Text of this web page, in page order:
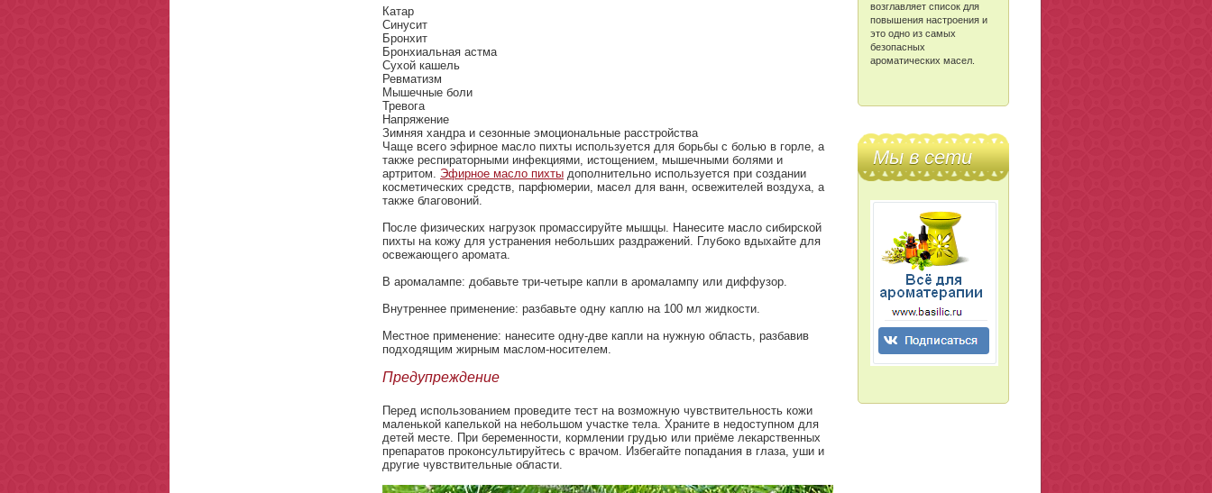
Катар
Синусит
Бронхит
Бронхиальная астма
Сухой кашель
Ревматизм
Мышечные боли
Тревога
Напряжение
Зимняя хандра и сезонные эмоциональные расстройства
Чаще всего эфирное масло пихты используется для борьбы с болью в горле, а
также респираторными инфекциями, истощением, мышечными болями и
артритом. Эфирное масло пихты дополнительно используется при создании
косметических средств, парфюмерии, масел для ванн, освежителей воздуха, а
также благовоний.
После физических нагрузок промассируйте мышцы. Нанесите масло сибирской
пихты на кожу для устранения небольших раздражений. Глубоко вдыхайте для
освежающего аромата.
В аромалампе: добавьте три-четыре капли в аромалампу или диффузор.
Внутреннее применение: разбавьте одну каплю на 100 мл жидкости.
Местное применение: нанесите одну-две капли на нужную область, разбавив
подходящим жирным маслом-носителем.
Предупреждение
Перед использованием проведите тест на возможную чувствительность кожи
маленькой капелькой на небольшом участке тела. Храните в недоступном для
детей месте. При беременности, кормлении грудью или приёме лекарственных
препаратов проконсультируйтесь с врачом. Избегайте попадания в глаза, уши и
другие чувствительные области.
возглавляет список для
повышения настроения и
это одно из самых
безопасных
ароматических масел.
Мы в сети